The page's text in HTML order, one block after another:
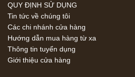
QUY ĐỊNH SỬ DỤNG
Tin tức về chúng tôi
Các chi nhánh cửa hàng
Hướng dẫn mua hàng từ xa
Thông tin tuyển dụng
Giới thiệu cửa hàng